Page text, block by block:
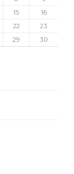
15
16
22
23
29
30